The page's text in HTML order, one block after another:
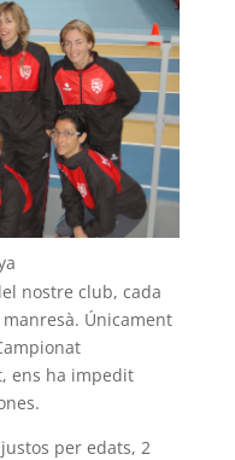
nostre club, cada
Únicament
ens ha impedit
per edats, 2